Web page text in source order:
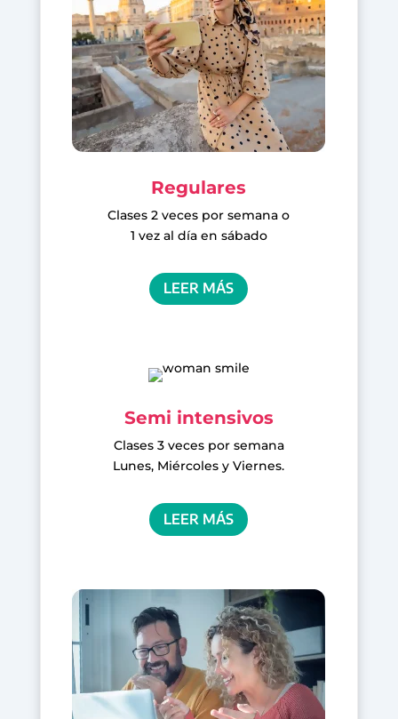
Regulares
Clases 2 veces por semana o
1 vez al día en sábado
LEER MÁS
Semi intensivos
Clases 3 veces por semana
Lunes, Miércoles y Viernes.
LEER MÁS